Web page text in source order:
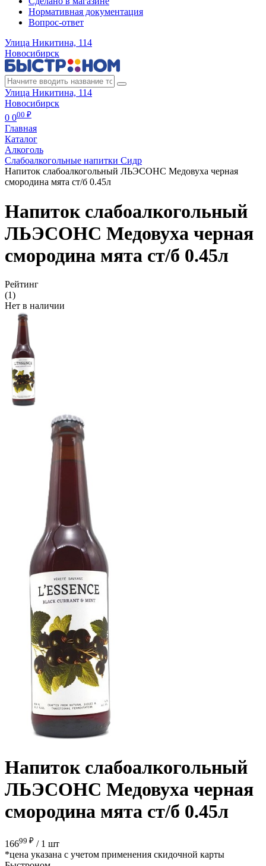
Нормативная документация
Вопрос-ответ
Улица Никитина, 114
Новосибирск
Улица Никитина, 114
Новосибирск
0 000 ₽
Главная
Каталог
Алкоголь
Слабоалкогольные напитки Сидр
Напиток слабоалкогольный ЛЬЭСОНС Медовуха черная
смородина мята ст/б 0.45л
Напиток слабоалкогольный
ЛЬЭСОНС Медовуха черная
смородина мята ст/б 0.45л
Рейтинг
(1)
Нет в наличии
Напиток слабоалкогольный
ЛЬЭСОНС Медовуха черная
смородина мята ст/б 0.45л
16699 ₽ / 1 шт
*цена указана с учетом применения скидочной карты